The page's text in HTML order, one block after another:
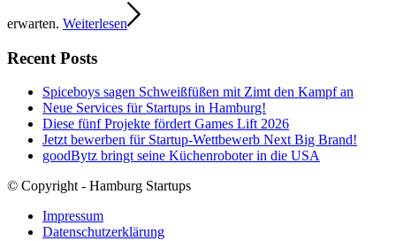
erwarten. Weiterlesen
Recent Posts
Spiceboys sagen Schweißfüßen mit Zimt den Kampf an
Neue Services für Startups in Hamburg!
Diese fünf Projekte fördert Games Lift 2026
Jetzt bewerben für Startup-Wettbewerb Next Big Brand!
goodBytz bringt seine Küchenroboter in die USA
© Copyright - Hamburg Startups
Impressum
Datenschutzerklärung